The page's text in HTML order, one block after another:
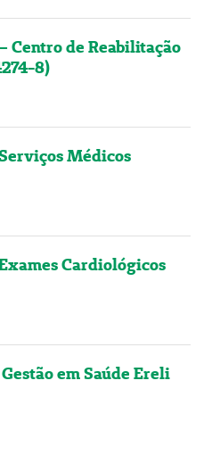
Centro de Reabilitação
8)
Médicos
Cardiológicos
em Saúde Ereli